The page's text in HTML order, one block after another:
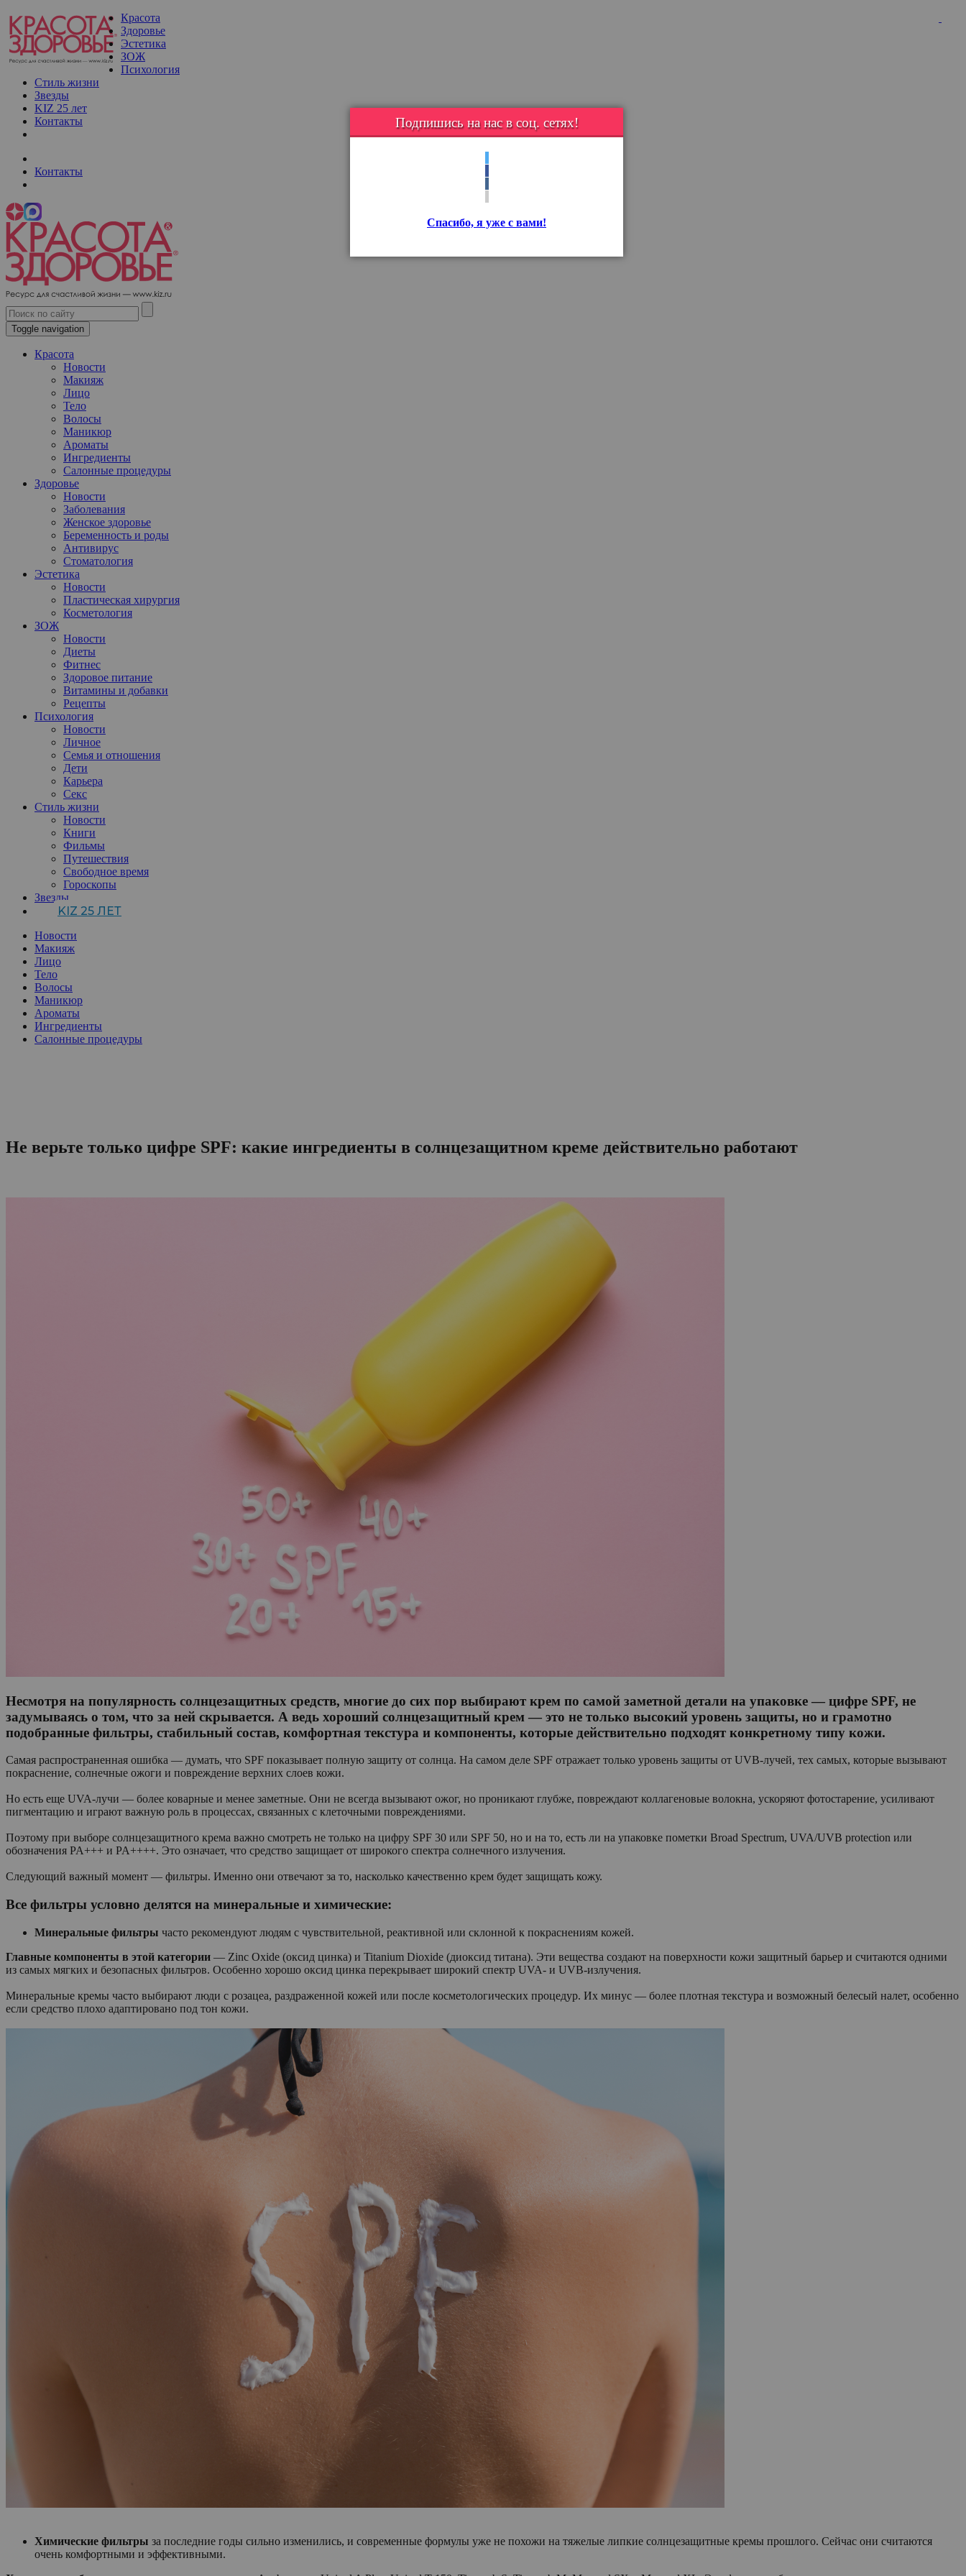
Красота
Здоровье
Эстетика
ЗОЖ
Психология
Стиль жизни
Звезды
KIZ 25 лет
Контакты
Контакты
Toggle navigation
Красота
Новости
Макияж
Лицо
Тело
Волосы
Маникюр
Ароматы
Ингредиенты
Салонные процедуры
Здоровье
Новости
Заболевания
Женское здоровье
Беременность и роды
Антивирус
Стоматология
Эстетика
Новости
Пластическая хирургия
Косметология
ЗОЖ
Новости
Диеты
Фитнес
Здоровое питание
Витамины и добавки
Рецепты
Психология
Новости
Личное
Семья и отношения
Дети
Карьера
Секс
Стиль жизни
Новости
Книги
Фильмы
Путешествия
Свободное время
Гороскопы
Звезды
KIZ 25 ЛЕТ
Новости
Макияж
Лицо
Тело
Волосы
Маникюр
Ароматы
Ингредиенты
Салонные процедуры
Подпишись на нас в соц. сетях!
Спасибо, я уже с вами!
Не верьте только цифре SPF: какие ингредиенты в солнцезащитном креме действительно работают
Несмотря на популярность солнцезащитных средств, многие до сих пор выбирают крем по самой заметной детали на упаковке — цифре SPF, не
задумываясь о том, что за ней скрывается. А ведь хороший солнцезащитный крем — это не только высокий уровень защиты, но и грамотно
подобранные фильтры, стабильный состав, комфортная текстура и компоненты, которые действительно подходят конкретному типу кожи.
Самая распространенная ошибка — думать, что SPF показывает полную защиту от солнца. На самом деле SPF отражает только уровень защиты от UVB-лучей, тех самых, которые вызывают
покраснение, солнечные ожоги и повреждение верхних слоев кожи.
Но есть еще UVA-лучи — более коварные и менее заметные. Они не всегда вызывают ожог, но проникают глубже, повреждают коллагеновые волокна, ускоряют фотостарение, усиливают
пигментацию и играют важную роль в процессах, связанных с клеточными повреждениями.
Поэтому при выборе солнцезащитного крема важно смотреть не только на цифру SPF 30 или SPF 50, но и на то, есть ли на упаковке пометки Broad Spectrum, UVA/UVB protection или
обозначения PA+++ и PA++++. Это означает, что средство защищает от широкого спектра солнечного излучения.
Следующий важный момент — фильтры. Именно они отвечают за то, насколько качественно крем будет защищать кожу.
Все фильтры условно делятся на минеральные и химические:
Минеральные фильтры часто рекомендуют людям с чувствительной, реактивной или склонной к покраснениям кожей.
Главные компоненты в этой категории — Zinc Oxide (оксид цинка) и Titanium Dioxide (диоксид титана). Эти вещества создают на поверхности кожи защитный барьер и считаются одними
из самых мягких и безопасных фильтров. Особенно хорошо оксид цинка перекрывает широкий спектр UVA- и UVB-излучения.
Минеральные кремы часто выбирают люди с розацеа, раздраженной кожей или после косметологических процедур. Их минус — более плотная текстура и возможный белесый налет, особенно
если средство плохо адаптировано под тон кожи.
Химические фильтры за последние годы сильно изменились, и современные формулы уже не похожи на тяжелые липкие солнцезащитные кремы прошлого. Сейчас они считаются
очень комфортными и эффективными.